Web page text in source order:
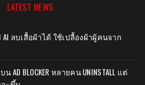
LATEST NEWS
ป AI ลบเสื้อผ้าได้ ใช้เปลื้องผ้าผู้คนจาก
AD BLOCKER หลายคน UNINSTALL แต่